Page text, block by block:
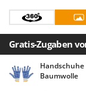
Bürsten für
D
Barbieri
Batavia
Benassi
Beper
Berkel
Gratis-Zugaben
Handschuhe
Baumwolle